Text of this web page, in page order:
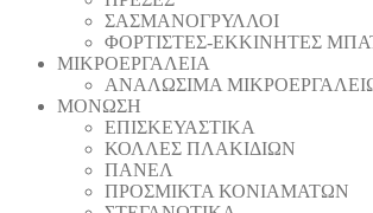
ΣΑΣΜΑΝΟΓΡΥΛΛΟΙ
ΦΟΡΤΙΣΤΕΣ-ΕΚΚΙΝΗΤΕΣ
ΜΙΚΡΟΕΡΓΑΛΕΙΑ
ΑΝΑΛΩΣΙΜΑ
ΜΟΝΩΣΗ
ΕΠΙΣΚΕΥΑΣΤΙΚΑ
ΚΟΛΛΕΣ ΠΛΑΚΙΔΙΩΝ
ΠΑΝΕΛ
ΠΡΟΣΜΙΚΤΑ ΚΟΝΙΑΜΑΤΩΝ